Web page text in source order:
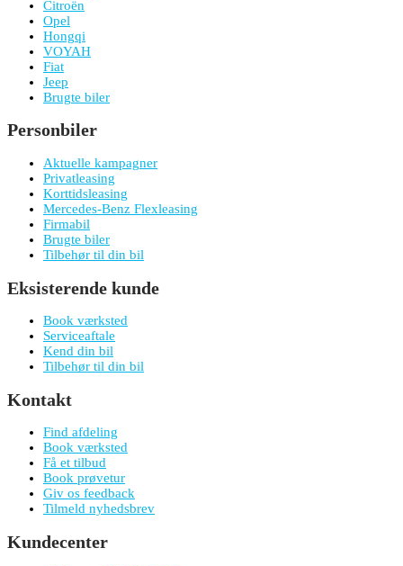
Citroën
Opel
Hongqi
VOYAH
Fiat
Jeep
Brugte biler
Personbiler
Aktuelle kampagner
Privatleasing
Korttidsleasing
Mercedes-Benz Flexleasing
Firmabil
Brugte biler
Tilbehør til din bil
Eksisterende kunde
Book værksted
Serviceaftale
Kend din bil
Tilbehør til din bil
Kontakt
Find afdeling
Book værksted
Få et tilbud
Book prøvetur
Giv os feedback
Tilmeld nyhedsbrev
Kundecenter